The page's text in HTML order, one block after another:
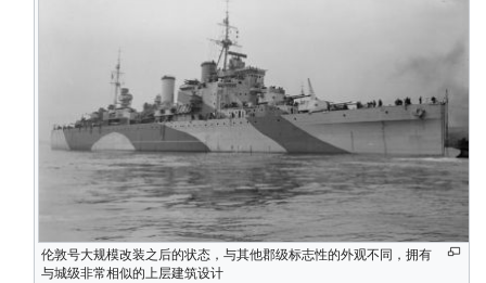
伦敦号大规模改装之后的状态，与其他郡级标志性的外观不同，拥有
与城级非常相似的上层建筑设计